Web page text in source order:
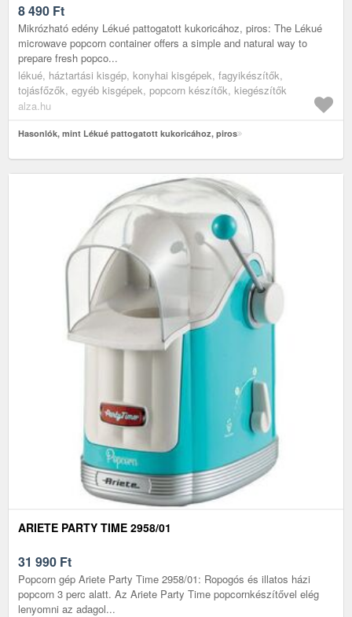
8 490 Ft
Mikrózható edény Lékué pattogatott kukoricához, piros: The Lékué
microwave popcorn container offers a simple and natural way to
prepare fresh popco...
lékué, háztartási kisgép, konyhai kisgépek, fagyikészítők,
tojásfőzők, egyéb kisgépek, popcorn készítők, kiegészítők
alza.hu
Hasonlók, mint Lékué pattogatott kukoricához, piros
ARIETE PARTY TIME 2958/01
31 990 Ft
Popcorn gép Ariete Party Time 2958/01: Ropogós és illatos házi
popcorn 3 perc alatt. Az Ariete Party Time popcornkészítővel elég
lenyomni az adagol...